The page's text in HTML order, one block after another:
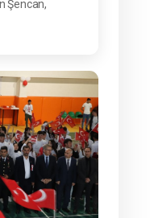
Şencan,
görev